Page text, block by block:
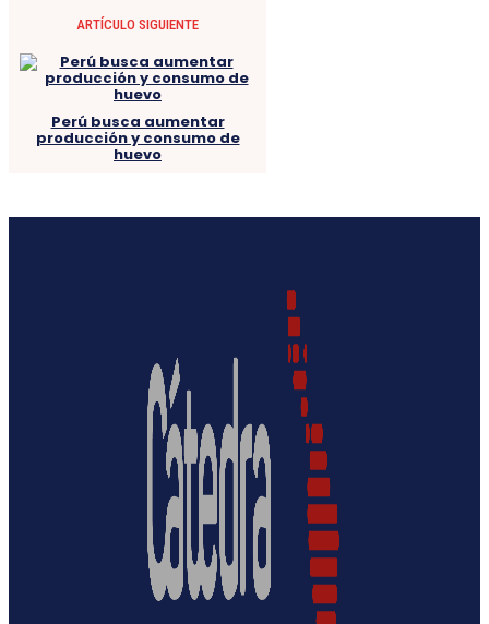
ARTÍCULO SIGUIENTE
Perú busca aumentar
producción y consumo de
huevo